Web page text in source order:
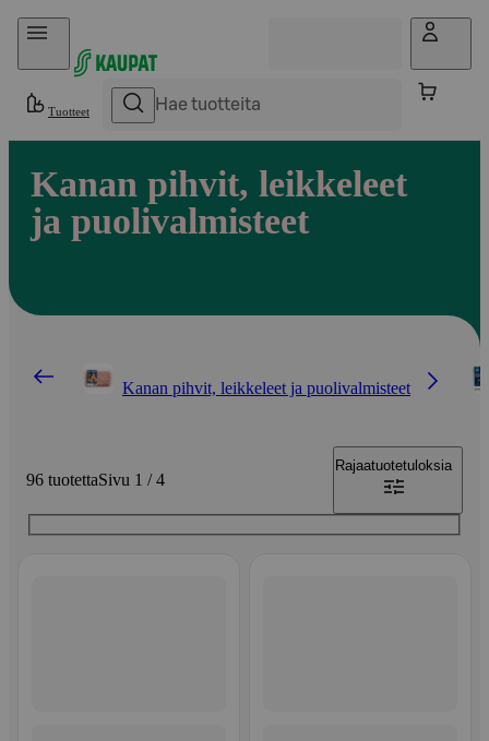
Hyppää sisältöön
Tuotteet
Kanan pihvit, leikkeleet
ja puolivalmisteet
Kanan pihvit, leikkeleet ja puolivalmisteet
96 tuotettaSivu 1 / 4
Rajaatuotetuloksia